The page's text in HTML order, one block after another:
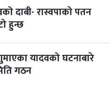
दाबी- रास्वपाको पतन
हुन्छ
यादवको घटनाबारे
गठन